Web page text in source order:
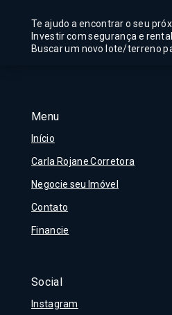
Menu
Início
Carla Rojane Corretora
Negocie seu Imóvel
Contato
Financie
Social
Instagram
Te ajudo a encontrar o seu
Investir com segurança e
Buscar um novo lote/terreno